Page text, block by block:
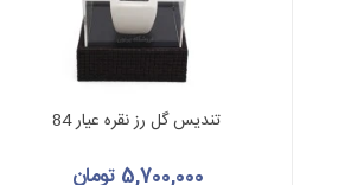
تندیس گل رز نقره عیار 84
5,700,000 تومان